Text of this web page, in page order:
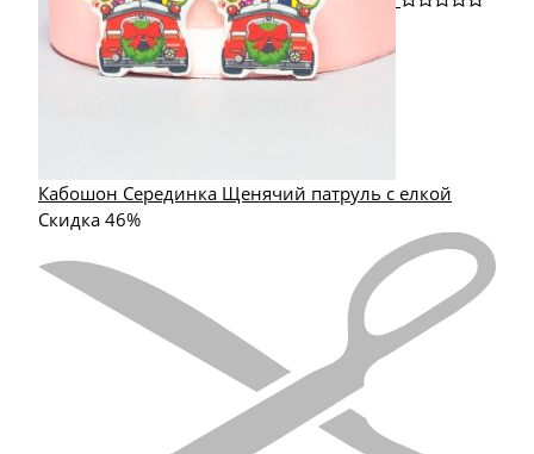
Кабошон Серединка Щенячий патруль с елкой
Скидка 46%